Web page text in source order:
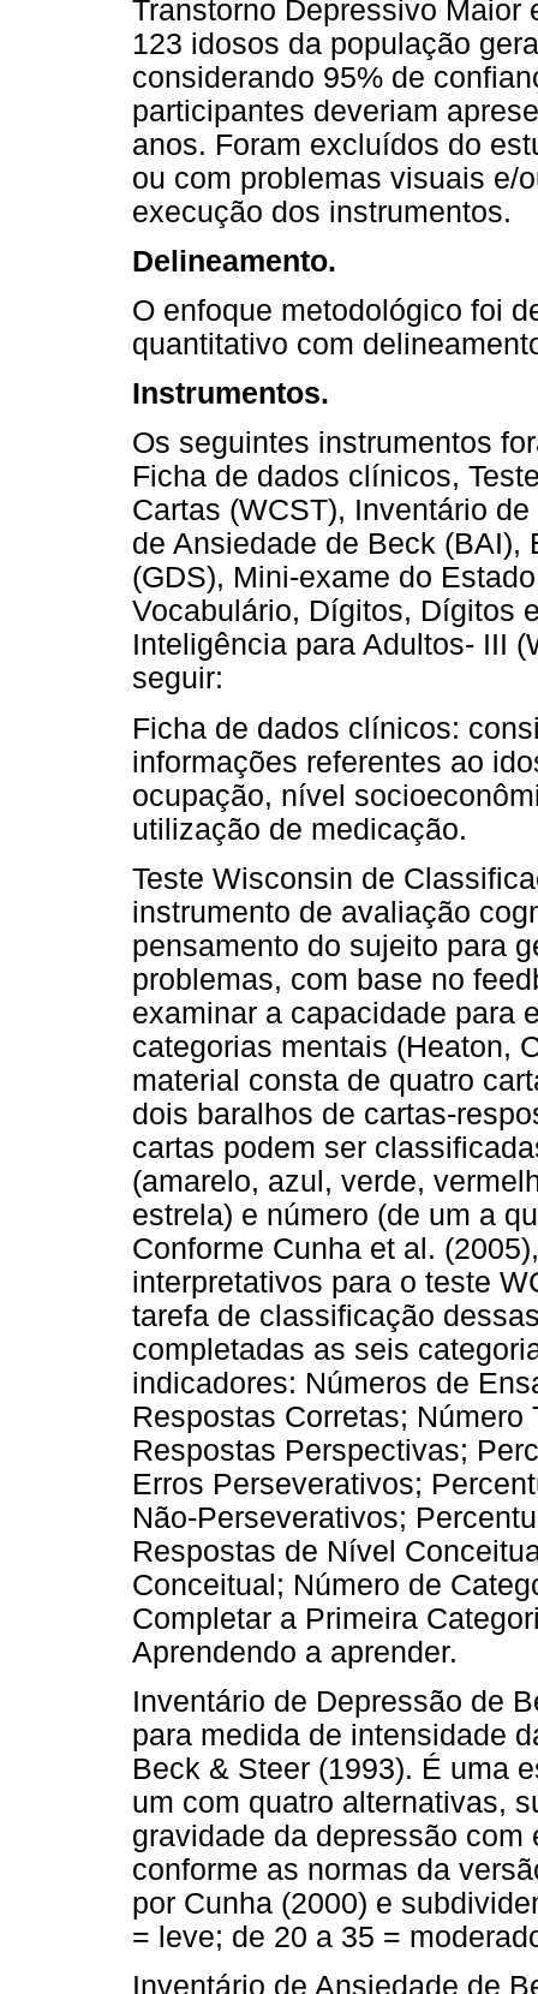
Transtorno Depressivo Maior
123 idosos da população
considerando 95% de
participantes deveriam
anos. Foram excluídos do
ou com problemas visuais e/
execução dos instrumentos.
Delineamento.
O enfoque metodológico foi
quantitativo com
Instrumentos.
Os seguintes instrumentos
Ficha de dados clínicos,
Cartas (WCST), Inventário
de Ansiedade de Beck (BAI),
(GDS), Mini-exame do
Vocabulário, Dígitos, Dígitos
Inteligência para Adultos- III
seguir:
Ficha de dados clínicos:
informações referentes ao
ocupação, nível
utilização de medicação.
Teste Wisconsin de
instrumento de avaliação
pensamento do sujeito para
problemas, com base no
examinar a capacidade para
categorias mentais (Heaton,
material consta de quatro
dois baralhos de cartas-
cartas podem ser
(amarelo, azul, verde,
estrela) e número (de um a
Conforme Cunha et al.
interpretativos para o teste
tarefa de classificação
completadas as seis
indicadores: Números de
Respostas Corretas;
Respostas Perspectivas;
Erros Perseverativos;
Não-Perseverativos;
Respostas de Nível
Conceitual; Número de
Completar a Primeira
Aprendendo a aprender.
Inventário de Depressão de
para medida de intensidade
Beck & Steer (1993). É uma
um com quatro alternativas,
gravidade da depressão
conforme as normas da
por Cunha (2000) e
= leve; de 20 a 35 =
Inventário de Ansiedade de